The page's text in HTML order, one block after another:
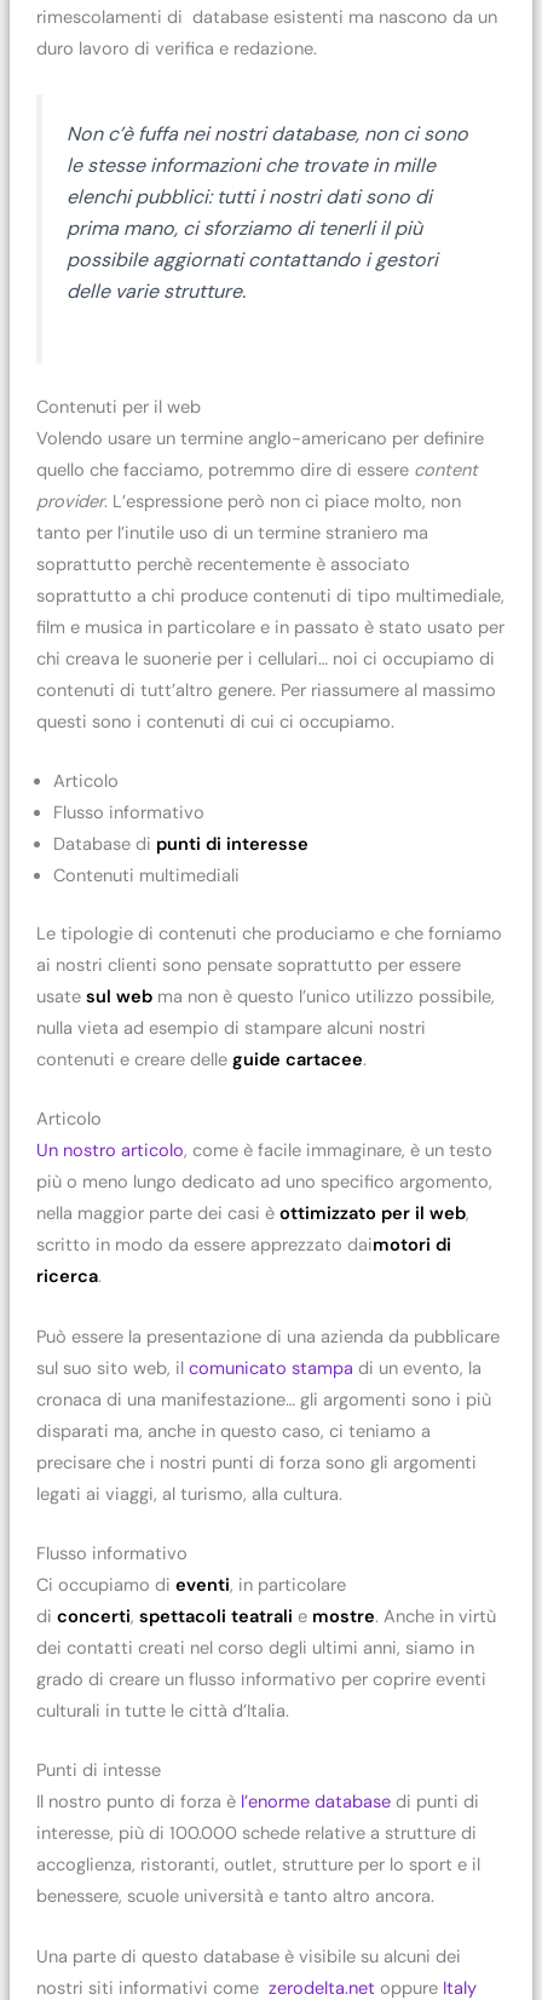
rimescolamenti di database esistenti ma nascono da un
duro lavoro di verifica e redazione.
Non c’è fuffa nei nostri database, non ci sono
le stesse informazioni che trovate in mille
elenchi pubblici: tutti i nostri dati sono di
prima mano, ci sforziamo di tenerli il più
possibile aggiornati contattando i gestori
delle varie strutture.
Contenuti per il web
Volendo usare un termine anglo-americano per definire
quello che facciamo, potremmo dire di essere content
provider. L’espressione però non ci piace molto, non
tanto per l’inutile uso di un termine straniero ma
soprattutto perchè recentemente è associato
soprattutto a chi produce contenuti di tipo multimediale,
film e musica in particolare e in passato è stato usato per
chi creava le suonerie per i cellulari… noi ci occupiamo di
contenuti di tutt’altro genere. Per riassumere al massimo
questi sono i contenuti di cui ci occupiamo.
Articolo
Flusso informativo
Database di punti di interesse
Contenuti multimediali
Le tipologie di contenuti che produciamo e che forniamo
ai nostri clienti sono pensate soprattutto per essere
usate sul webma non è questo l’unico utilizzo possibile,
nulla vieta ad esempio di stampare alcuni nostri
contenuti e creare delle guide cartacee.
Articolo
Un nostro articolo, come è facile immaginare, è un testo
più o meno lungo dedicato ad uno specifico argomento,
nella maggior parte dei casi è ottimizzato per il web,
scritto in modo da essere apprezzato daimotori di
ricerca.
Può essere la presentazione di una azienda da pubblicare
sul suo sito web, il comunicato stampa di un evento, la
cronaca di una manifestazione… gli argomenti sono i più
disparati ma, anche in questo caso, ci teniamo a
precisare che i nostri punti di forza sono gli argomenti
legati ai viaggi, al turismo, alla cultura.
Flusso informativo
Ci occupiamo di eventi, in particolare
di concerti, spettacoli teatrali e mostre. Anche in virtù
dei contatti creati nel corso degli ultimi anni, siamo in
grado di creare un flusso informativo per coprire eventi
culturali in tutte le città d’Italia.
Punti di intesse
Il nostro punto di forza è l’enorme databasedi punti di
interesse, più di 100.000 schede relative a strutture di
accoglienza, ristoranti, outlet, strutture per lo sport e il
benessere, scuole università e tanto altro ancora.
Una parte di questo database è visibile su alcuni dei
nostri siti informativi come zerodelta.net oppure Italy